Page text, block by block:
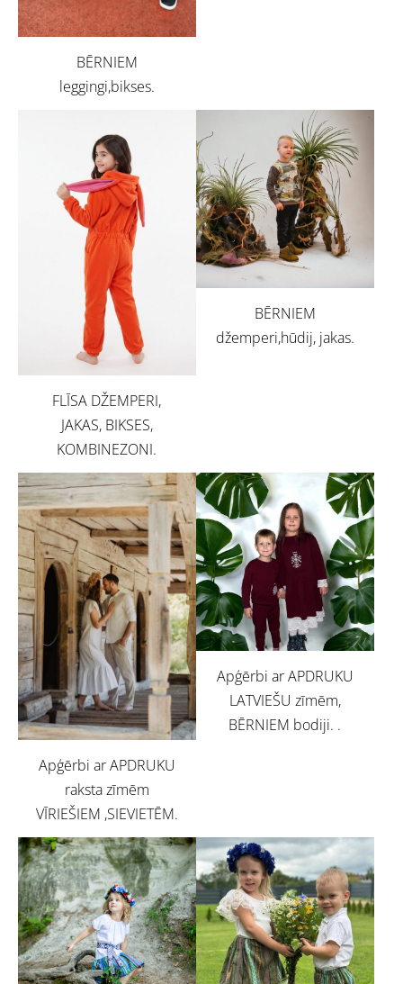
BĒRNIEM
leggingi,bikses.
FLĪSA DŽEMPERI,
JAKAS, BIKSES,
KOMBINEZONI.
BĒRNIEM
džemperi,hūdij, jakas.
Apģērbi ar APDRUKU
raksta zīmēm
VĪRIEŠIEM ,SIEVIETĒM.
Apģērbi ar APDRUKU
LATVIEŠU zīmēm,
BĒRNIEM bodiji. .